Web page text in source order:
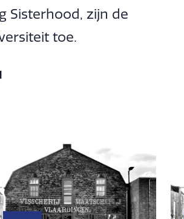
Sisterhood, zijn de
toe.